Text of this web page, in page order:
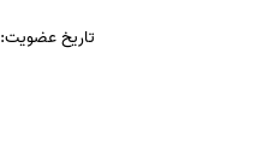
تاریخ عضویت: